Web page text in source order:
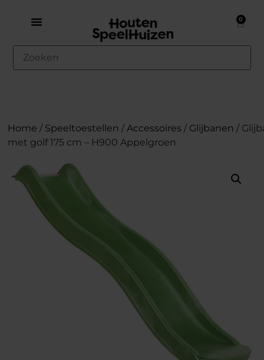
0
Home / Speeltoestellen /Accessoires / Glijbanen /
met golf 175 cm – H900 Appelgroen